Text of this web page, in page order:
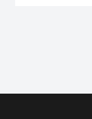
周围堆放杂